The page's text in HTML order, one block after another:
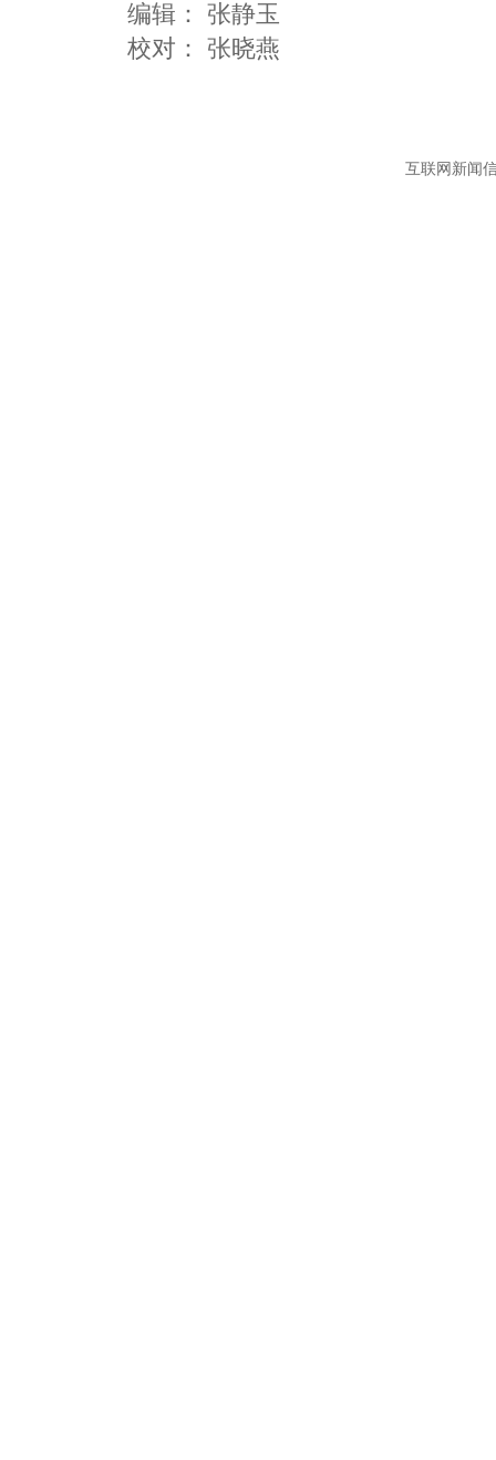
编辑： 张静玉
互联网新闻